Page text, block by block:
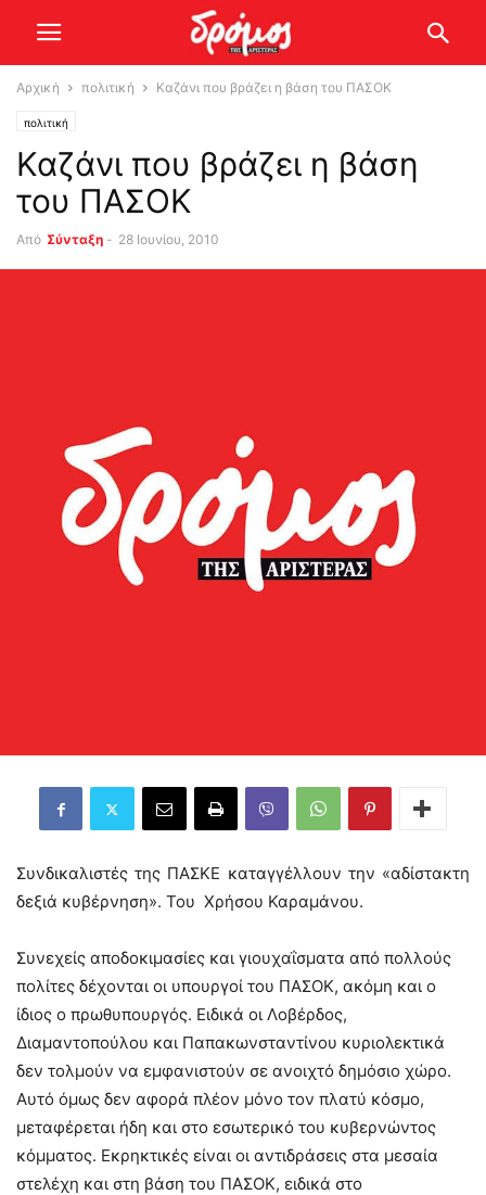
Αρχική πολιτική Καζάνι που βράζει η βάση του ΠΑΣΟΚ
πολιτική
Καζάνι που βράζει η βάση
του ΠΑΣΟΚ
Από Σύνταξη - 28 Ιουνίου, 2010
Συνδικαλιστές της ΠΑΣΚΕ καταγγέλλουν την «αδίστακτη
δεξιά κυβέρνηση». Του Χρήσου Καραμάνου.
Συνεχείς αποδοκιμασίες και γιουχαΐσματα από πολλούς
πολίτες δέχονται οι υπουργοί του ΠΑΣΟΚ, ακόμη και ο
ίδιος ο πρωθυπουργός. Ειδικά οι Λοβέρδος,
Διαμαντοπούλου και Παπακωνσταντίνου κυριολεκτικά
δεν τολμούν να εμφανιστούν σε ανοιχτό δημόσιο χώρο.
Αυτό όμως δεν αφορά πλέον μόνο τον πλατύ κόσμο,
μεταφέρεται ήδη και στο εσωτερικό του κυβερνώντος
κόμματος. Εκρηκτικές είναι οι αντιδράσεις στα μεσαία
στελέχη και στη βάση του ΠΑΣΟΚ, ειδικά στο